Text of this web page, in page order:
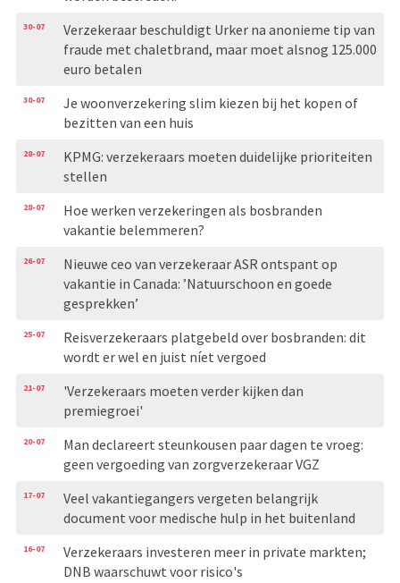
30-07
Verzekeraar beschuldigt Urker na anonieme tip van
fraude met chaletbrand, maar moet alsnog 125.000
euro betalen
30-07
Je woonverzekering slim kiezen bij het kopen of
bezitten van een huis
28-07
KPMG: verzekeraars moeten duidelijke prioriteiten
stellen
28-07
Hoe werken verzekeringen als bosbranden
vakantie belemmeren?
26-07
Nieuwe ceo van verzekeraar ASR ontspant op
vakantie in Canada: ’Natuurschoon en goede
gesprekken’
25-07
Reisverzekeraars platgebeld over bosbranden: dit
wordt er wel en juist níet vergoed
21-07
'Verzekeraars moeten verder kijken dan
premiegroei'
20-07
Man declareert steunkousen paar dagen te vroeg:
geen vergoeding van zorgverzekeraar VGZ
17-07
Veel vakantiegangers vergeten belangrijk
document voor medische hulp in het buitenland
16-07
Verzekeraars investeren meer in private markten;
DNB waarschuwt voor risico's